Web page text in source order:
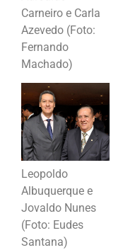
Carneiro e Carla
Azevedo (Foto:
Fernando
Machado)
Leopoldo
Albuquerque e
Jovaldo Nunes
(Foto: Eudes
Santana)